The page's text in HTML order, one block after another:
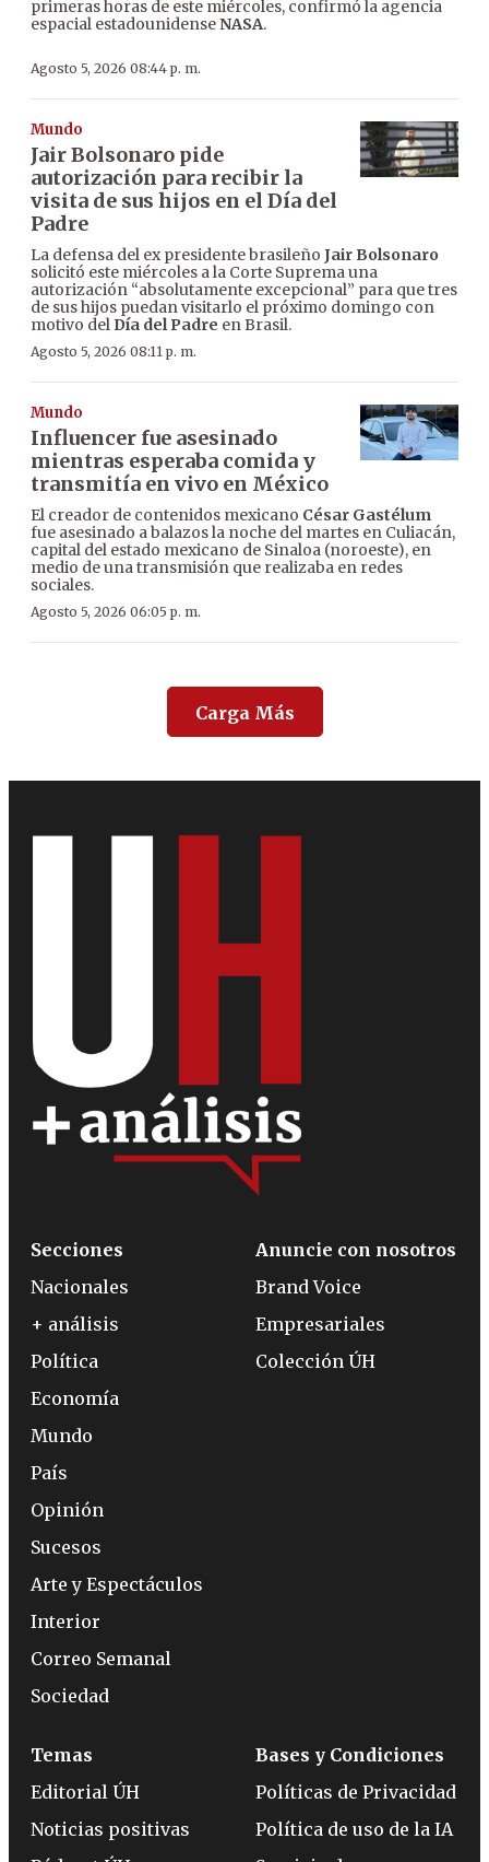
primeras horas de este miércoles, confirmó la agencia
espacial estadounidenseNASA.
Agosto 5, 2026 08:44 p. m.
Mundo
Jair Bolsonaro pide
autorización para recibir la
visita de sus hijos en el Día del
Padre
La defensa del ex presidente brasileño Jair Bolsonaro
solicitó este miércoles a la Corte Suprema una
autorización “absolutamente excepcional” para que tres
de sus hijos puedan visitarlo el próximo domingo con
motivo del Día del Padre en Brasil.
Agosto 5, 2026 08:11 p. m.
Mundo
Influencer fue asesinado
mientras esperaba comida y
transmitía en vivo en México
El creador de contenidos mexicano César Gastélum
fue asesinado a balazos la noche del martes en Culiacán,
capital del estado mexicano de Sinaloa (noroeste), en
medio de una transmisión que realizaba en redes
sociales.
Agosto 5, 2026 06:05 p. m.
Carga Más
Secciones
Nacionales
+ análisis
Política
Economía
Mundo
País
Opinión
Sucesos
Arte y Espectáculos
Interior
Correo Semanal
Sociedad
Anuncie con nosotros
Brand Voice
Empresariales
Colección ÚH
Temas
Editorial ÚH
Noticias positivas
Bases y Condiciones
Políticas de Privacidad
Política de uso de la IA